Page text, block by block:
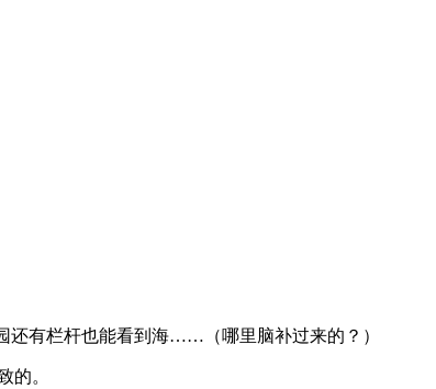
还有栏杆也能看到海……（哪里脑补过来的？）
的。